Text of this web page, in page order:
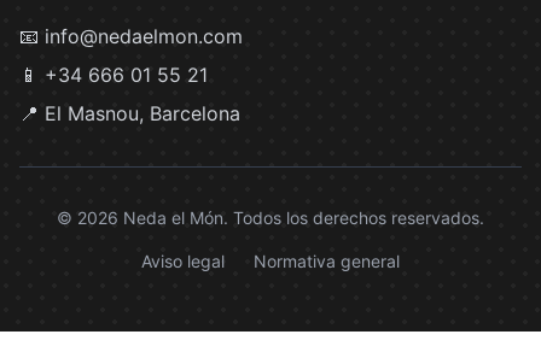
📧 info@nedaelmon.com
📱 +34 666 01 55 21
📍 El Masnou, Barcelona
© 2026 Neda el Món. Todos los derechos reservados.
Aviso legal Normativa general